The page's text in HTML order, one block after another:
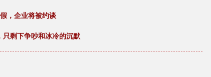
，企业将被约谈
剩下争吵和冰冷的沉默